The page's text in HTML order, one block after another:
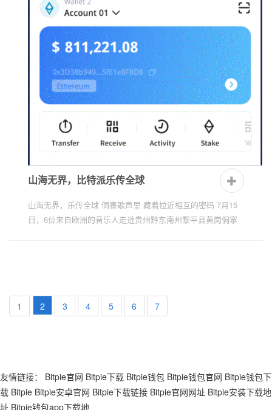
山海无界，比特派乐传全球
山海无界，乐传全球 侗寨歌声里 藏着拉近相互的密码 7月15
日，6位来自欧洲的音乐人走进贵州黔东南州黎平县黄岗侗寨
1 2 3 4 5 6 7
友情链接： Bitpie官网 Bitpie下载 Bitpie钱包 Bitpie钱包官网 Bitpie钱包下
载 Bitpie Bitpie安卓官网 Bitpie下载链接 Bitpie官网网址 Bitpie安装下载地
址 Bitpie钱包app下载地